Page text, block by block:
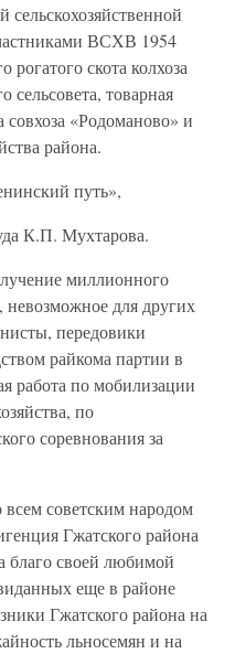
ВСХВ 1954
скота колхоза
сельсовета, товарная
совхоза «Родоманово» и
района.
путь»,
К.П. Мухтарова.
миллионного
невозможное для других
передовики
райкома партии в
работа по мобилизации
по
соревнования за
всем советским народом
Гжатского района
благо своей любимой
еще в районе
Гжатского района на
льносемян и на